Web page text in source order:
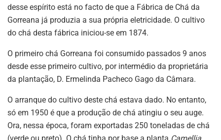
desse espírito está no facto de que a Fábrica de Chá da
Gorreana já produzia a sua própria eletricidade. O cultivo
do chá desta fábrica iniciou-se em 1874.
O primeiro chá Gorreana foi consumido passados 9 anos
desde esse primeiro cultivo, por intermédio da proprietária
da plantação, D. Ermelinda Pacheco Gago da Câmara.
O arranque do cultivo deste chá estava dado. No entanto,
só em 1950 é que a produção de chá atingiu o seu auge.
Ora, nessa época, foram exportadas 250 toneladas de chá